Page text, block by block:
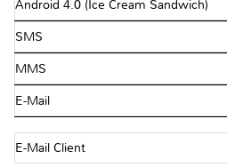
Android 4.0 (Ice Cream Sandwich)
SMS
MMS
E-Mail
E-Mail Client